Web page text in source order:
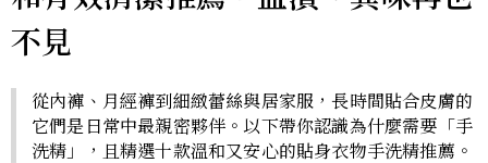
不見
從內褲、月經褲到細緻蕾絲與居家服，長時間貼合皮膚的
它們是日常中最親密夥伴。以下帶你認識為什麼需要「手
洗精」，且精選十款溫和又安心的貼身衣物手洗精推薦。